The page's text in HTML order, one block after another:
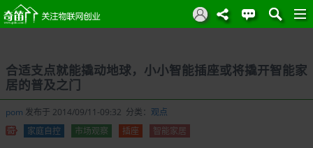
合适支点就能撬动地球，小小智能插座或将撬开智能家
居的普及之门
pom 发布于 2014/09/11-09:32 分类： 观点
家庭自控
市场观察 插座 智能家居